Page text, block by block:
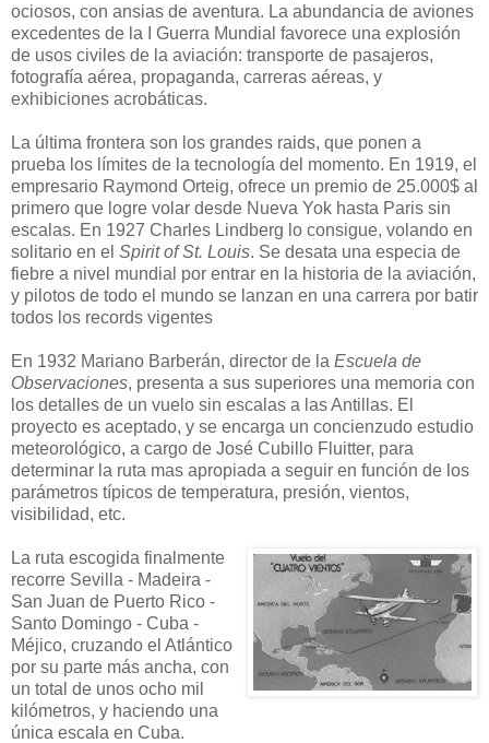
ociosos, con ansias de aventura. La abundancia de aviones
excedentes de la I Guerra Mundial favorece una explosión
de usos civiles de la aviación: transporte de pasajeros,
fotografía aérea, propaganda, carreras aéreas, y
exhibiciones acrobáticas.
La última frontera son los grandes raids, que ponen a
prueba los límites de la tecnología del momento. En 1919, el
empresario Raymond Orteig, ofrece un premio de 25.000$ al
primero que logre volar desde Nueva Yok hasta Paris sin
escalas. En 1927 Charles Lindberg lo consigue, volando en
solitario en el Spirit of St. Louis. Se desata una especia de
fiebre a nivel mundial por entrar en la historia de la aviación,
y pilotos de todo el mundo se lanzan en una carrera por batir
todos los records vigentes
En 1932 Mariano Barberán, director de la Escuela de
Observaciones, presenta a sus superiores una memoria con
los detalles de un vuelo sin escalas a las Antillas. El
proyecto es aceptado, y se encarga un concienzudo estudio
meteorológico, a cargo de José Cubillo Fluitter, para
determinar la ruta mas apropiada a seguir en función de los
parámetros típicos de temperatura, presión, vientos,
visibilidad, etc.
La ruta escogida finalmente
recorre Sevilla - Madeira -
San Juan de Puerto Rico -
Santo Domingo - Cuba -
Méjico, cruzando el Atlántico
por su parte más ancha, con
un total de unos ocho mil
kilómetros, y haciendo una
única escala en Cuba.